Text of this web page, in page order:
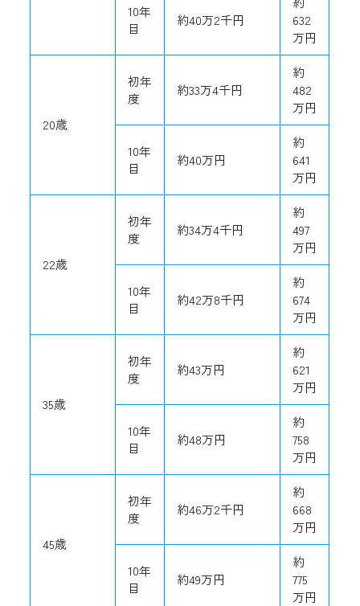
10年
目
約40万2千円
632
万円
20歳
初年
度
約33万4千円
約
482
万円
10年
目
約40万円
約
641
万円
22歳
初年
度
約34万4千円
約
497
万円
10年
目
約42万8千円
約
674
万円
35歳
初年
度
約43万円
約
621
万円
10年
目
約48万円
約
758
万円
45歳
初年
度
約46万2千円
約
668
万円
10年
目
約49万円
約
775
万円